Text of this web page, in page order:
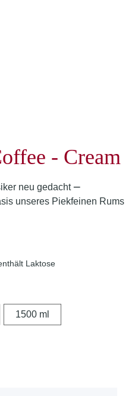
- Cream
neu gedacht–
unseres Piekfeinen Rums
Laktose
1500 ml